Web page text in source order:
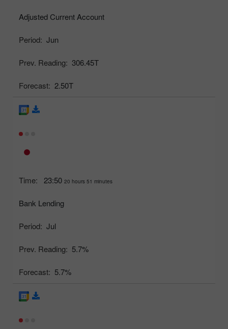
Adjusted Current Account
Period: Jun
Prev. Reading: 306.45T
Forecast: 2.50T
Time: 23:50 20 hours 51 minutes
Bank Lending
Period: Jul
Prev. Reading: 5.7%
Forecast: 5.7%